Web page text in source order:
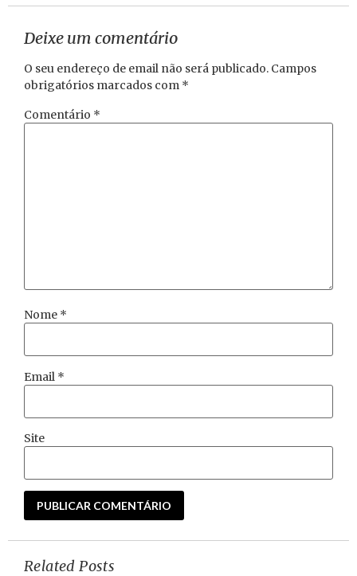
Deixe um comentário
O seu endereço de email não será publicado. Campos
obrigatórios marcados com *
Comentário *
Nome *
Email *
Site
Related Posts